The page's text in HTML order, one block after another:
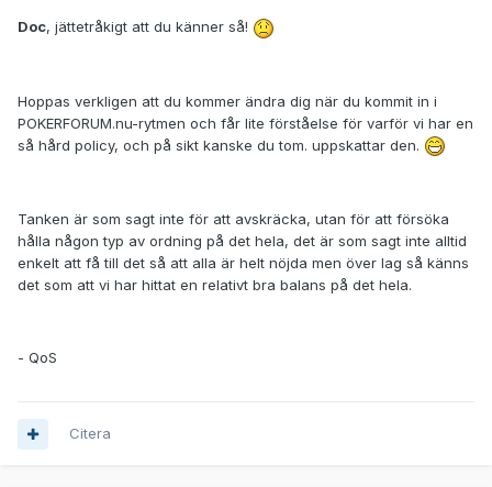
Doc, jättetråkigt att du känner så!
Hoppas verkligen att du kommer ändra dig när du kommit in i
POKERFORUM.nu-rytmen och får lite förståelse för varför vi har en
så hård policy, och på sikt kanske du tom. uppskattar den.
Tanken är som sagt inte för att avskräcka, utan för att försöka
hålla någon typ av ordning på det hela, det är som sagt inte alltid
enkelt att få till det så att alla är helt nöjda men över lag så känns
det som att vi har hittat en relativt bra balans på det hela.
- QoS
Citera